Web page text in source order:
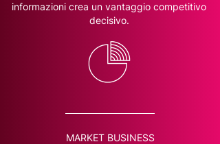
informazioni crea un vantaggio competitivo
decisivo.
MARKET BUSINESS